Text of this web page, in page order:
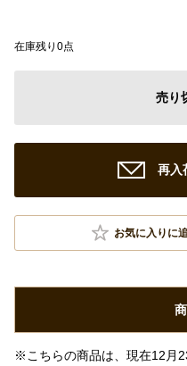
在庫残り0点
売り
再入
お気に入りに
※こちらの商品は、現在12月